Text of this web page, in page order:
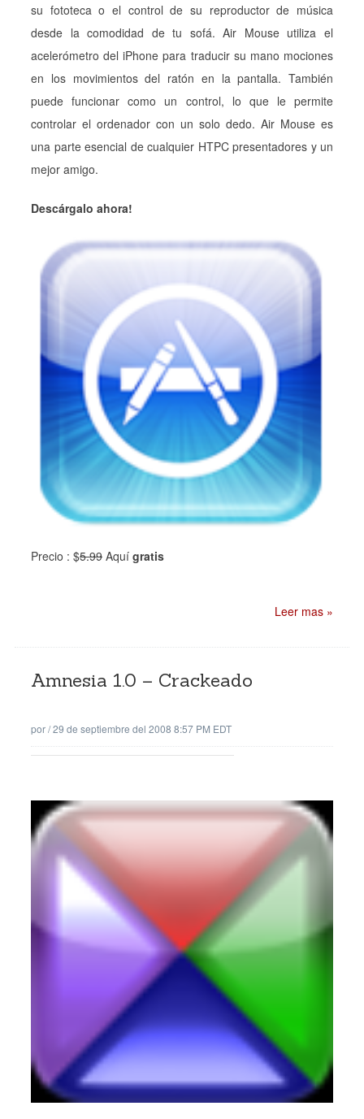
su fototeca o el control de su reproductor de música
desde la comodidad de tu sofá. Air Mouse utiliza el
acelerómetro del iPhone para traducir su mano mociones
en los movimientos del ratón en la pantalla. También
puede funcionar como un control, lo que le permite
controlar el ordenador con un solo dedo. Air Mouse es
una parte esencial de cualquier HTPC presentadores y un
mejor amigo.
Descárgalo ahora!
Precio : $5.99 Aquí gratis
Leer mas »
Amnesia 1.0 – Crackeado
por/29 de septiembre del 2008 8:57 PM EDT